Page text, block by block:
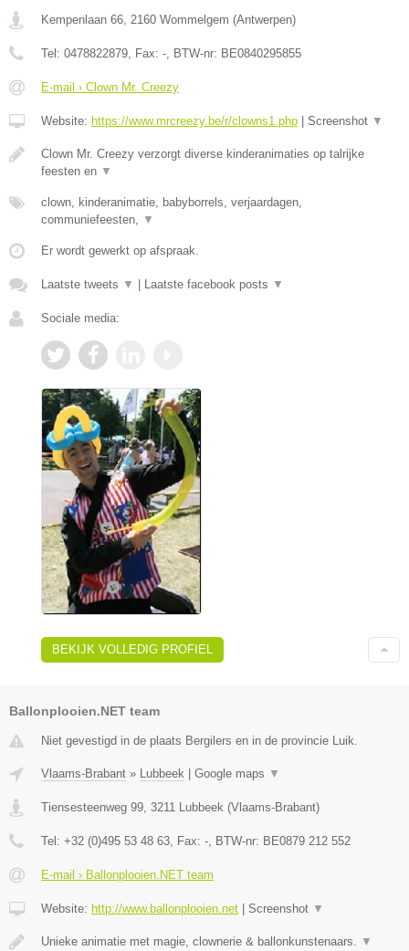
Kempenlaan 66, 2160 Wommelgem (Antwerpen)
Tel: 0478822879, Fax: -, BTW-nr: BE0840295855
E-mail › Clown Mr. Creezy
Website: https://www.mrcreezy.be/r/clowns1.php Screenshot ▼
Clown Mr. Creezy verzorgt diverse kinderanimaties op talrijke
feesten en ▼
clown, kinderanimatie, babyborrels, verjaardagen,
communiefeesten, ▼
Er wordt gewerkt op afspraak.
Laatste tweets ▼ Laatste facebook posts ▼
Sociale media:
BEKIJK VOLLEDIG PROFIEL
Ballonplooien.NET team
Niet gevestigd in de plaats Bergilers en in de provincie Luik.
Vlaams-Brabant » Lubbeek Google maps ▼
Tiensesteenweg 99, 3211 Lubbeek (Vlaams-Brabant)
Tel: +32 (0)495 53 48 63, Fax: -, BTW-nr: BE0879 212 552
E-mail › Ballonplooien.NET team
Website: http://www.ballonplooien.net Screenshot ▼
Unieke animatie met magie, clownerie & ballonkunstenaars. ▼